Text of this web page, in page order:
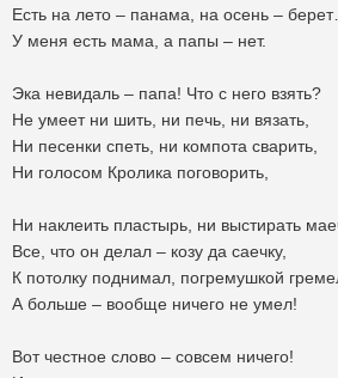
Есть на лето – панама, на осень –
У меня есть мама, а папы – нет.
Эка невидаль – папа! Что с него взять?
Не умеет ни шить, ни печь, ни вязать,
Ни песенки спеть, ни компота сварить,
Ни голосом Кролика поговорить,
Ни наклеить пластырь, ни выстирать
Все, что он делал – козу да саечку,
К потолку поднимал, погремушкой
А больше – вообще ничего не умел!
Вот честное слово – совсем ничего!